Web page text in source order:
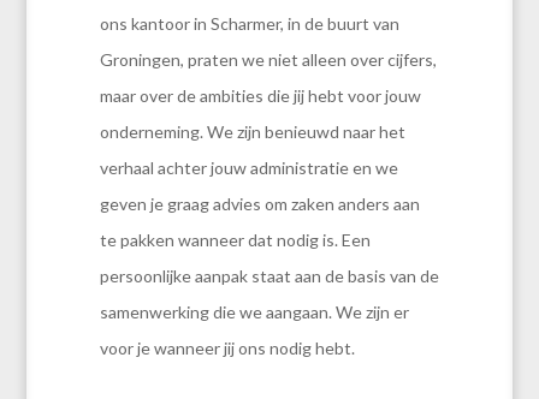
ons kantoor in Scharmer, in de buurt van
Groningen, praten we niet alleen over cijfers,
maar over de ambities die jij hebt voor jouw
onderneming. We zijn benieuwd naar het
verhaal achter jouw administratie en we
geven je graag advies om zaken anders aan
te pakken wanneer dat nodig is. Een
persoonlijke aanpak staat aan de basis van de
samenwerking die we aangaan. We zijn er
voor je wanneer jij ons nodig hebt.